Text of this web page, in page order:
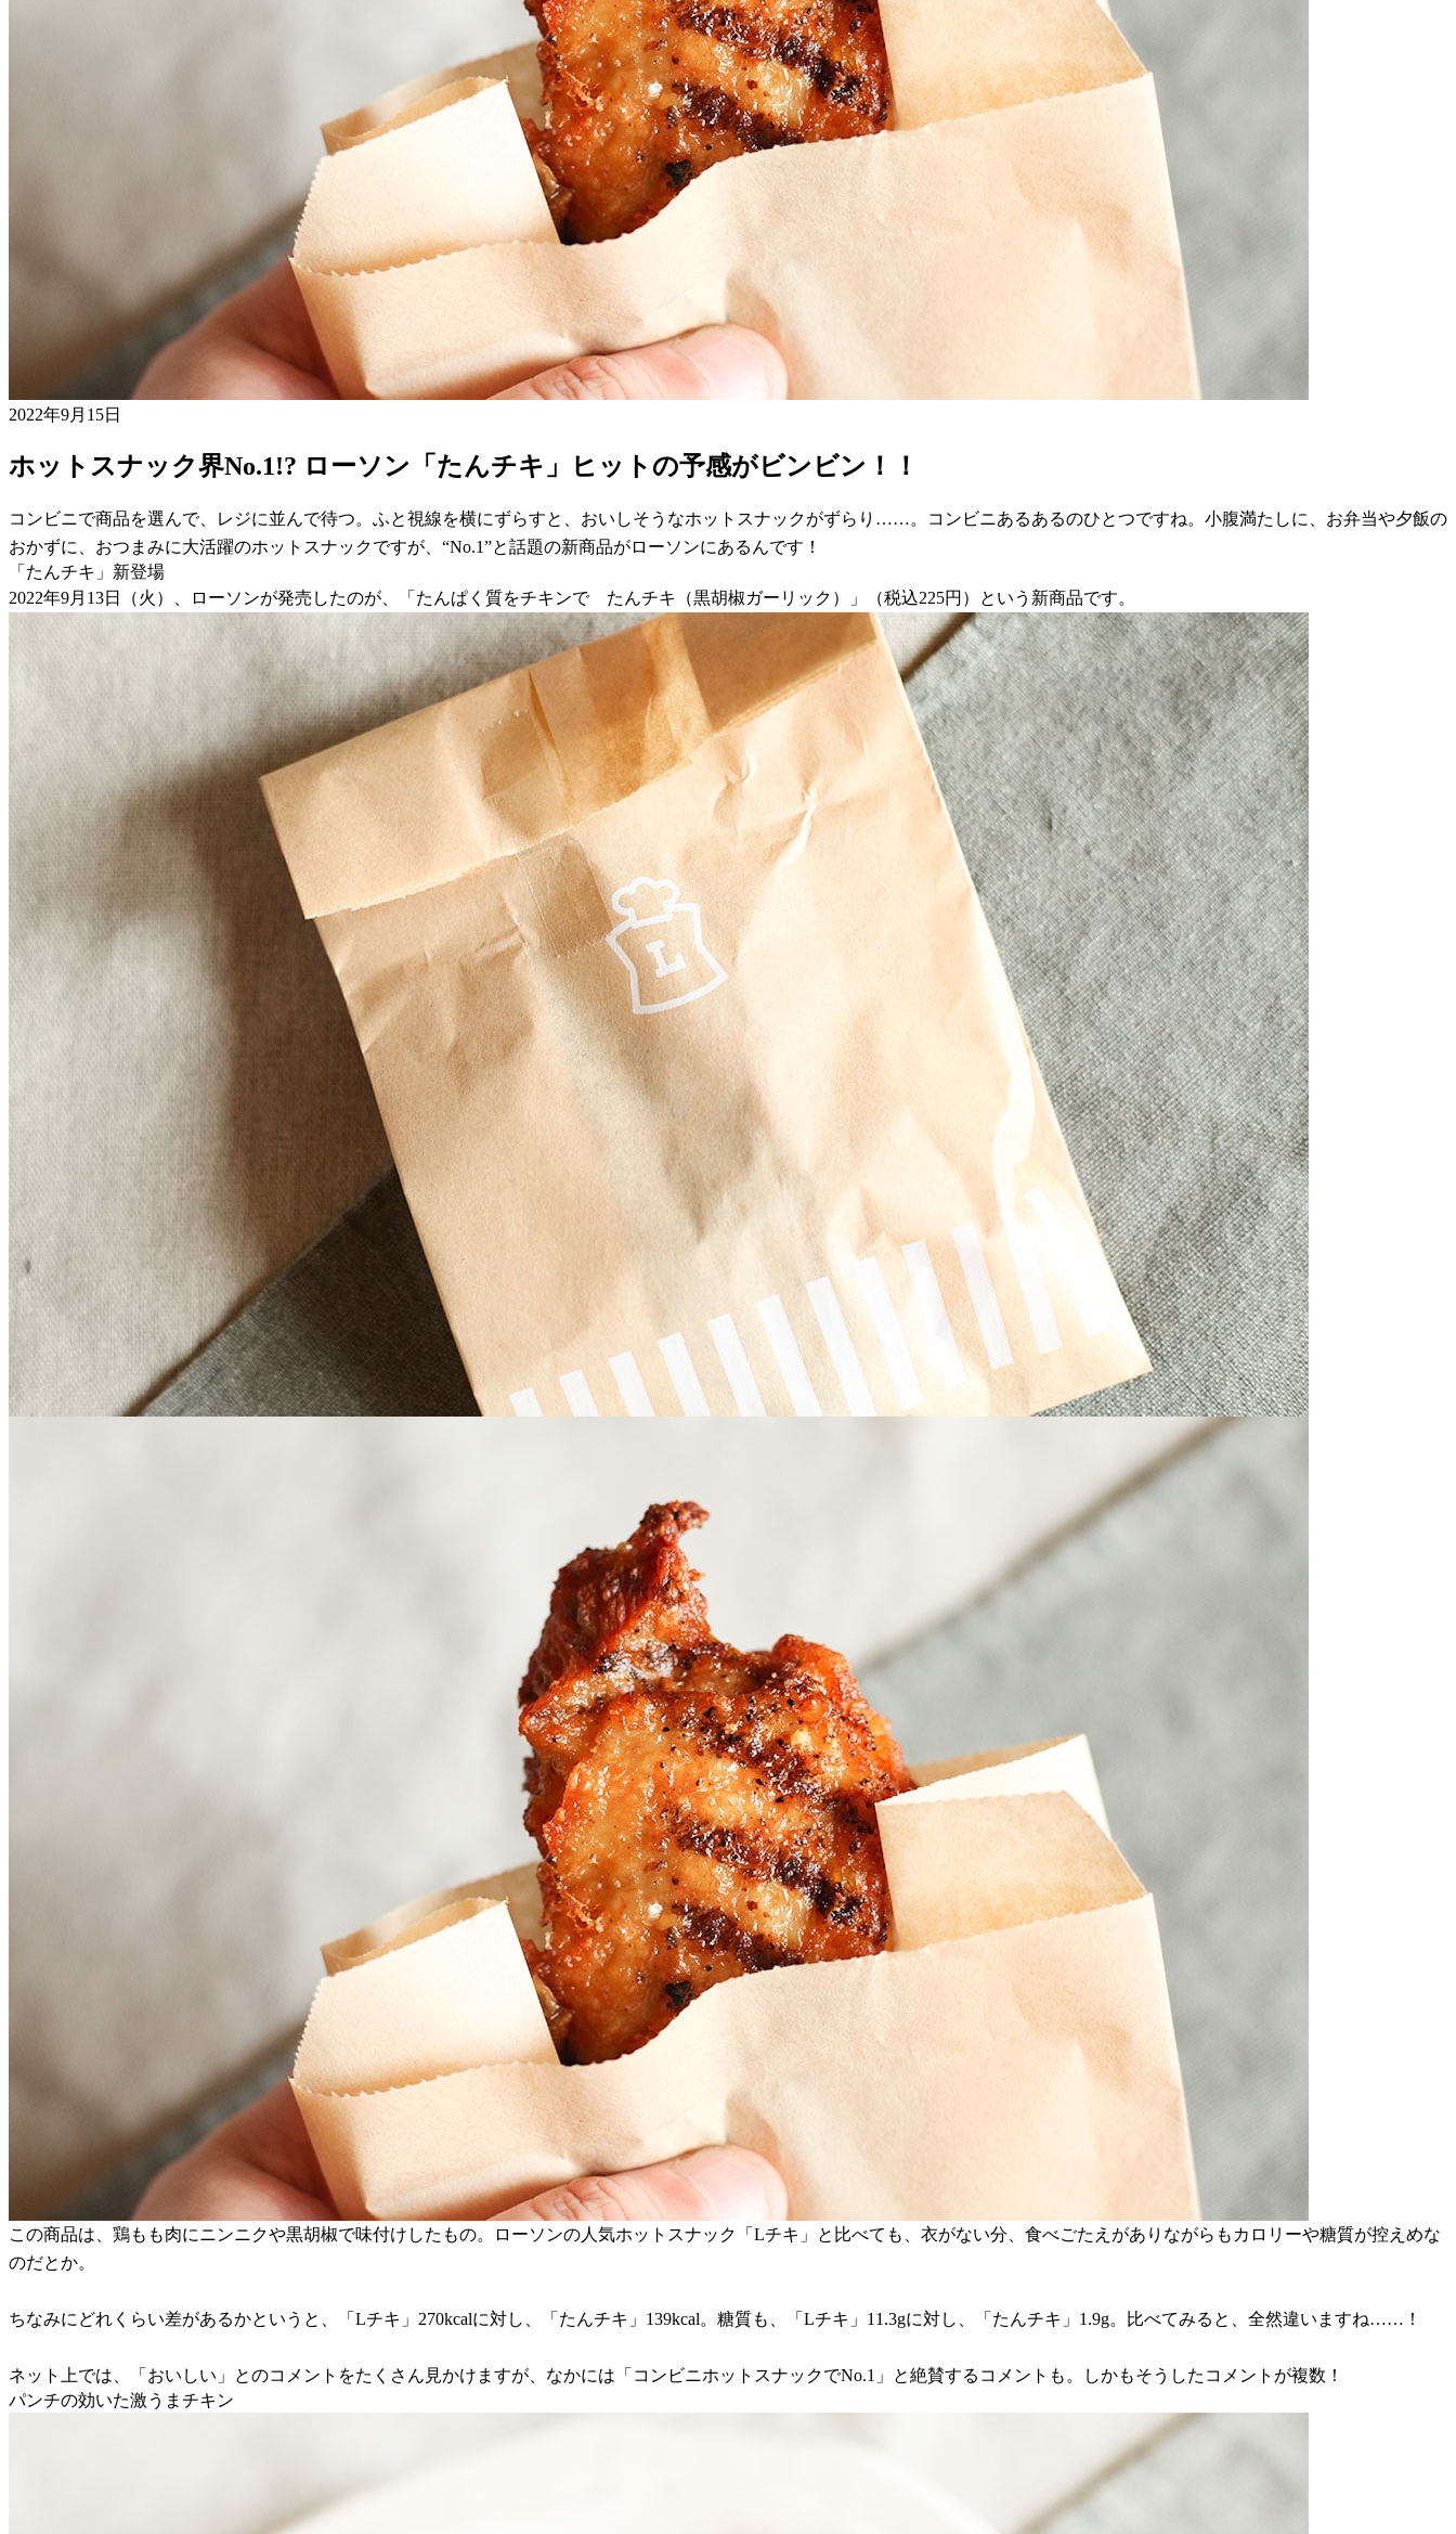
2022年9月15日
ホットスナック界No.1!? ローソン「たんチキ」ヒットの予感がビンビン！！
コンビニで商品を選んで、レジに並んで待つ。ふと視線を横にずらすと、おいしそうなホットスナックがずらり……。コンビニあるあるのひとつですね。小腹満たしに、お弁当や夕飯の
おかずに、おつまみに大活躍のホットスナックですが、“No.1”と話題の新商品がローソンにあるんです！
「たんチキ」新登場
2022年9月13日（火）、ローソンが発売したのが、「たんぱく質をチキンで たんチキ（黒胡椒ガーリック）」（税込225円）という新商品です。
この商品は、鶏もも肉にニンニクや黒胡椒で味付けしたもの。ローソンの人気ホットスナック「Lチキ」と比べても、衣がない分、食べごたえがありながらもカロリーや糖質が控えめな
のだとか。
ちなみにどれくらい差があるかというと、「Lチキ」270kcalに対し、「たんチキ」139kcal。糖質も、「Lチキ」11.3gに対し、「たんチキ」1.9g。比べてみると、全然違いますね……！
ネット上では、「おいしい」とのコメントをたくさん見かけますが、なかには「コンビニホットスナックでNo.1」と絶賛するコメントも。しかもそうしたコメントが複数！
パンチの効いた激うまチキン